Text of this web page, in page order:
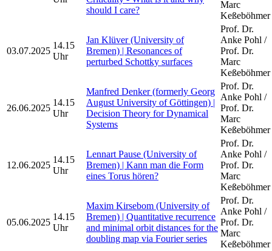
should I care?
Marc
Keßeböhmer
03.07.2025
14.15
Uhr
Jan Klüver (University of
Bremen) | Resonances of
perturbed Schottky surfaces
Prof. Dr.
Anke Pohl /
Prof. Dr.
Marc
Keßeböhmer
26.06.2025
14.15
Uhr
Manfred Denker (formerly Georg
August University of Göttingen) |
Decision Theory for Dynamical
Systems
Prof. Dr.
Anke Pohl /
Prof. Dr.
Marc
Keßeböhmer
12.06.2025
14.15
Uhr
Lennart Pause (University of
Bremen) | Kann man die Form
eines Torus hören?
Prof. Dr.
Anke Pohl /
Prof. Dr.
Marc
Keßeböhmer
05.06.2025
14.15
Uhr
Maxim Kirsebom (University of
Bremen) | Quantitative recurrence
and minimal orbit distances for the
doubling map via Fourier series
Prof. Dr.
Anke Pohl /
Prof. Dr.
Marc
Keßeböhmer